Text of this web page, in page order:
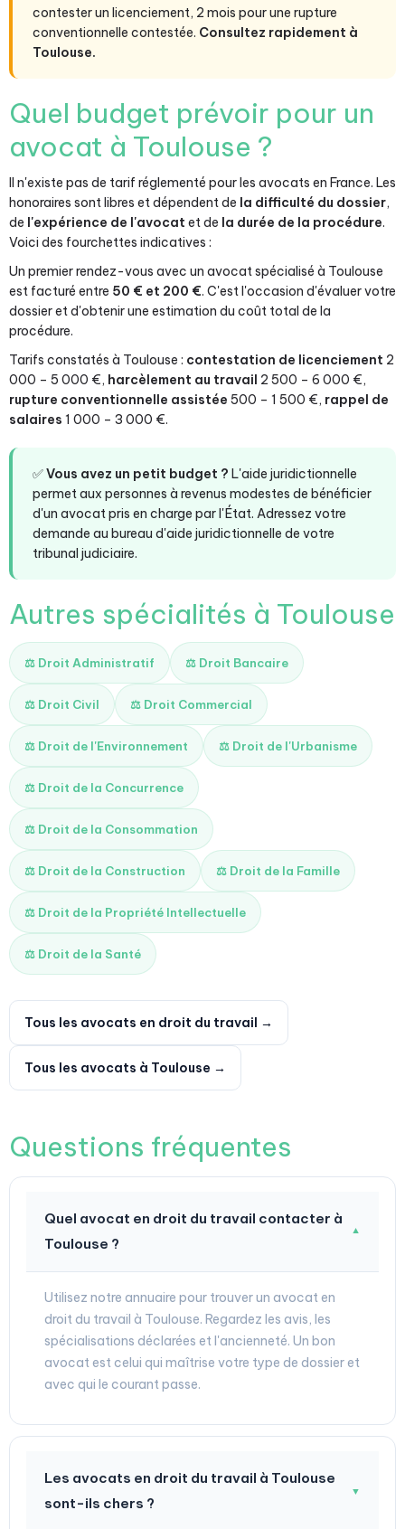
contester un licenciement, 2 mois pour une rupture
conventionnelle contestée. Consultez rapidement à
Toulouse.
Quel budget prévoir pour un
avocat à Toulouse ?
Il n'existe pas de tarif réglementé pour les avocats en France. Les
honoraires sont libres et dépendent de la difficulté du dossier,
de l'expérience de l'avocat et de la durée de la procédure.
Voici des fourchettes indicatives :
Un premier rendez-vous avec un avocat spécialisé à Toulouse
est facturé entre 50 € et 200 €. C'est l'occasion d'évaluer votre
dossier et d'obtenir une estimation du coût total de la
procédure.
Tarifs constatés à Toulouse : contestation de licenciement 2
000 – 5 000 €, harcèlement au travail 2 500 – 6 000 €,
rupture conventionnelle assistée 500 – 1 500 €, rappel de
salaires 1 000 – 3 000 €.
✅Vous avez un petit budget ? L'aide juridictionnelle
permet aux personnes à revenus modestes de bénéficier
d'un avocat pris en charge par l'État. Adressez votre
demande au bureau d'aide juridictionnelle de votre
tribunal judiciaire.
Autres spécialités à Toulouse
⚖️ Droit Administratif ⚖️ Droit Bancaire
⚖️ Droit Civil ⚖️ Droit Commercial
⚖️ Droit de l'Environnement ⚖️ Droit de l'Urbanisme
⚖️ Droit de la Concurrence
⚖️ Droit de la Consommation
⚖️ Droit de la Construction ⚖️ Droit de la Famille
⚖️ Droit de la Propriété Intellectuelle
⚖️ Droit de la Santé
Tous les avocats en droit du travail →
Tous les avocats à Toulouse →
Questions fréquentes
Quel avocat en droit du travail contacter à
Toulouse ?
▼
Utilisez notre annuaire pour trouver un avocat en
droit du travail à Toulouse. Regardez les avis, les
spécialisations déclarées et l'ancienneté. Un bon
avocat est celui qui maîtrise votre type de dossier et
avec qui le courant passe.
Les avocats en droit du travail à Toulouse
sont-ils chers ?
▼